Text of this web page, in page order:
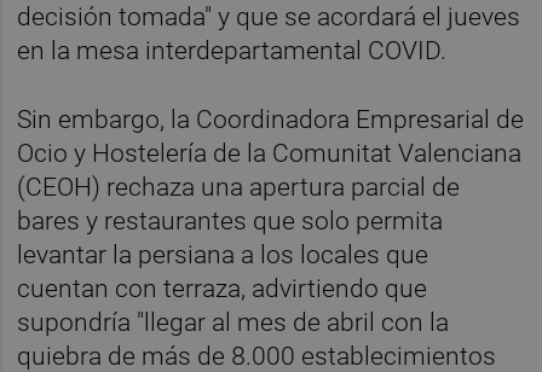
decisión tomada" y que se acordará el jueves
en la mesa interdepartamental COVID.
Sin embargo, la Coordinadora Empresarial de
Ocio y Hostelería de la Comunitat Valenciana
(CEOH) rechaza una apertura parcial de
bares y restaurantes que solo permita
levantar la persiana a los locales que
cuentan con terraza, advirtiendo que
supondría "llegar al mes de abril con la
quiebra de más de 8.000 establecimientos